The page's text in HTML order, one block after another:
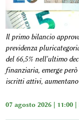
Il primo bilancio
previdenza
del 66,5% nell'ultimo
finanziaria, emerge
iscritti attivi,
07 agosto 2026 | 11:00 |